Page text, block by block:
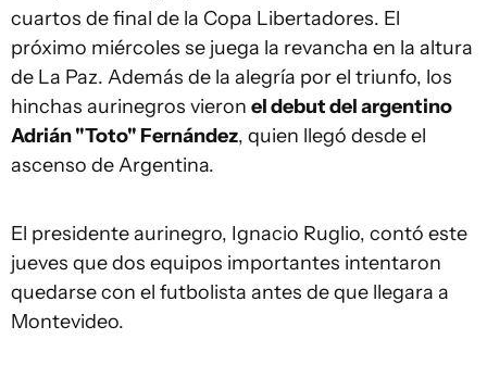
cuartos de final de la Copa Libertadores. El
próximo miércoles se juega la revancha en la altura
de La Paz. Además de la alegría por el triunfo, los
hinchas aurinegros vieron el debut del argentino
Adrián "Toto" Fernández, quien llegó desde el
ascenso de Argentina.
El presidente aurinegro, Ignacio Ruglio, contó este
jueves que dos equipos importantes intentaron
quedarse con el futbolista antes de que llegara a
Montevideo.